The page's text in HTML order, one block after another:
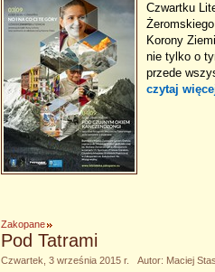
Czwartku
Korony
nie tylko o
przede
czytaj
Zakopane
Pod Tatrami
Czwartek, 3 września 2015 r. Autor: Maciej